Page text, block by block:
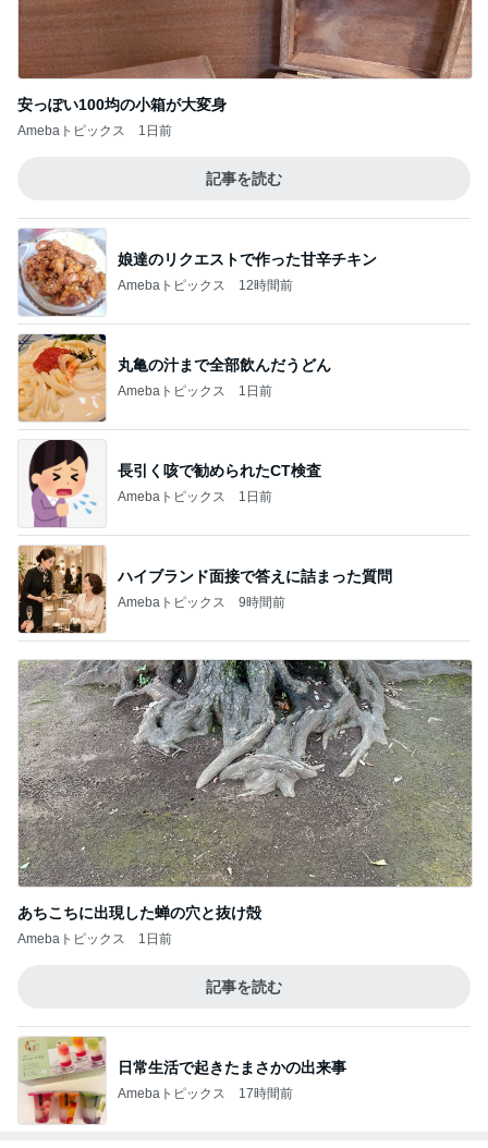
安っぽい100均の小箱が大変身
Amebaトピックス 1日前
記事を読む
娘達のリクエストで作った甘辛チキン
Amebaトピックス 12時間前
丸亀の汁まで全部飲んだうどん
Amebaトピックス 1日前
長引く咳で勧められたCT検査
Amebaトピックス 1日前
ハイブランド面接で答えに詰まった質問
Amebaトピックス 9時間前
あちこちに出現した蝉の穴と抜け殻
Amebaトピックス 1日前
記事を読む
日常生活で起きたまさかの出来事
Amebaトピックス 17時間前